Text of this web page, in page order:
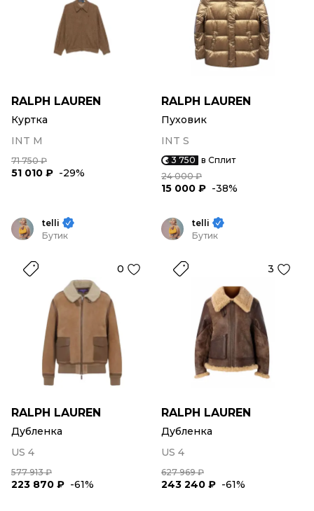
RALPH LAUREN
Куртка
INT M
71 750 ₽
51 010 ₽ -29%
RALPH LAUREN
Пуховик
INT S
3 750 в Сплит
24 000 ₽
15 000 ₽ -38%
telli
Бутик
0
RALPH LAUREN
Дубленка
US 4
577 913 ₽
223 870 ₽ -61%
telli
Бутик
3
RALPH LAUREN
Дубленка
US 4
627 969 ₽
243 240 ₽ -61%